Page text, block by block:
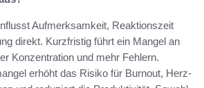
Aufmerksamkeit, Reaktionszeit
direkt. Kurzfristig führt ein Mangel an
Konzentration und mehr Fehlern.
erhöht das Risiko für Burnout, Herz-